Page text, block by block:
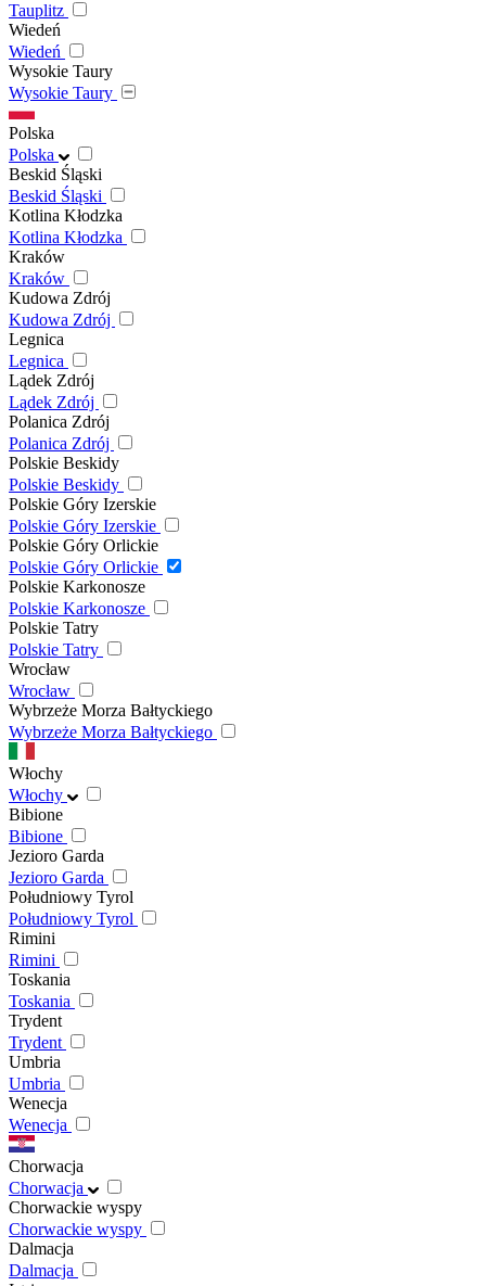
Tauplitz
Wiedeń
Wiedeń
Wysokie Taury
Wysokie Taury
Polska
Polska
Beskid Śląski
Beskid Śląski
Kotlina Kłodzka
Kotlina Kłodzka
Kraków
Kraków
Kudowa Zdrój
Kudowa Zdrój
Legnica
Legnica
Lądek Zdrój
Lądek Zdrój
Polanica Zdrój
Polanica Zdrój
Polskie Beskidy
Polskie Beskidy
Polskie Góry Izerskie
Polskie Góry Izerskie
Polskie Góry Orlickie
Polskie Góry Orlickie
Polskie Karkonosze
Polskie Karkonosze
Polskie Tatry
Polskie Tatry
Wrocław
Wrocław
Wybrzeże Morza Bałtyckiego
Wybrzeże Morza Bałtyckiego
Włochy
Włochy
Bibione
Bibione
Jezioro Garda
Jezioro Garda
Południowy Tyrol
Południowy Tyrol
Rimini
Rimini
Toskania
Toskania
Trydent
Trydent
Umbria
Umbria
Wenecja
Wenecja
Chorwacja
Chorwacja
Chorwackie wyspy
Chorwackie wyspy
Dalmacja
Dalmacja